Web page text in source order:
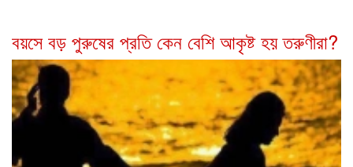
বয়সে বড় পুরুষের প্রতি কেন বেশি আকৃষ্ট হয় তরুণীরা?